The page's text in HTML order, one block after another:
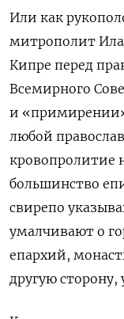
Или как
митрополит
Кипре перед
Всемирного
и
любой
кровопролитие
большинство
свирепо
умалчивают о
епархий,
другую